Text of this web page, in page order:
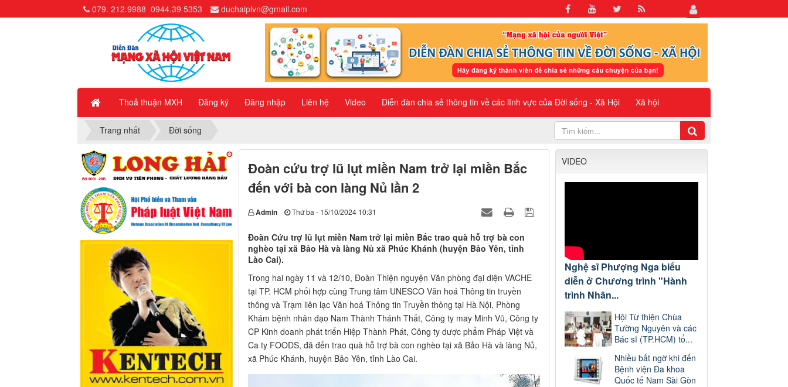
Thoả thuận MXH Đăng ký Đăng nhập Liên hệ Video Diễn đàn chia sẻ thông tin về các lĩnh vực của Đời sống - Xã Hội Xã hội
079. 212.9988 0944.39 5353 duchaiplvn@gmail.com
Trang nhất Đời sống
Đoàn cứu trợ lũ lụt miền Nam trở lại miền Bắc
đến với bà con làng Nủ lần 2
Admin Thứ ba - 15/10/2024 10:31
Đoàn Cứu trợ lũ lụt miền Nam trở lại miền Bắc trao quà hỗ trợ bà con
nghèo tại xã Bảo Hà và làng Nủ xã Phúc Khánh (huyện Bảo Yên, tỉnh
Lào Cai).
Trong hai ngày 11 và 12/10, Đoàn Thiện nguyện Văn phòng đại diện VACHE
tại TP. HCM phối hợp cùng Trung tâm UNESCO Văn hoá Thông tin truyền
thông và Trạm liên lạc Văn hoá Thông tin Truyền thông tại Hà Nội, Phòng
Khám bệnh nhân đạo Nam Thành Thánh Thất, Công ty may Minh Vũ, Công ty
CP Kinh doanh phát triển Hiệp Thành Phát, Công ty dược phẩm Pháp Việt và
Ca ty FOODS, đã đến trao quà hỗ trợ bà con nghèo tại xã Bảo Hà và làng Nủ,
xã Phúc Khánh, huyện Bảo Yên, tỉnh Lào Cai.
VIDEO
Nghệ sĩ Phượng Nga biểu
diễn ở Chương trình "Hành
trình Nhân...
Hội Từ thiện Chùa
Tường Nguyên và các
Bác sĩ (TP.HCM) tổ...
Nhiều bất ngờ khi đến
Bệnh viện Đa khoa
Quốc tế Nam Sài Gòn